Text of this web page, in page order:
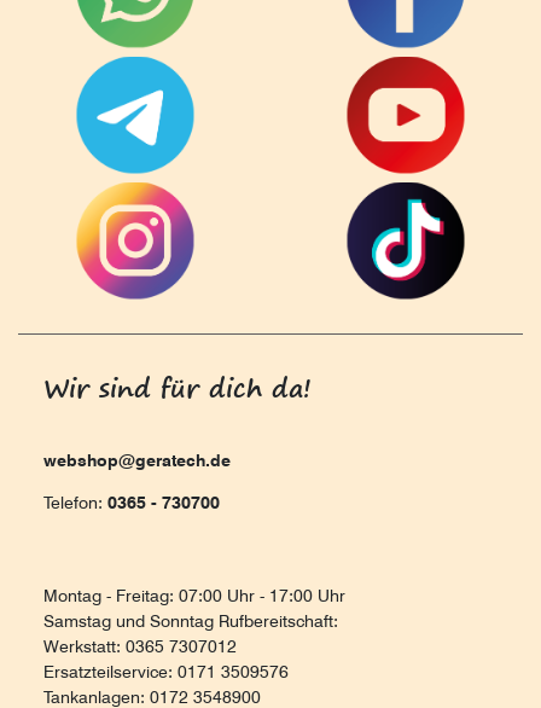
Wir sind für dich da!
webshop@geratech.de
Telefon: 0365 - 730700
Montag - Freitag: 07:00 Uhr - 17:00 Uhr
Samstag und Sonntag Rufbereitschaft:
Werkstatt: 0365 7307012
Ersatzteilservice: 0171 3509576
Tankanlagen: 0172 3548900